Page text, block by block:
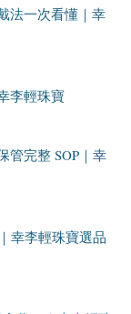
法一次看懂｜幸
李輕珠寶
管完整 SOP｜幸
幸李輕珠寶選品